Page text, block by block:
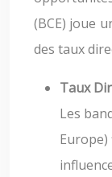
(BCE) joue
des taux
Taux
Les